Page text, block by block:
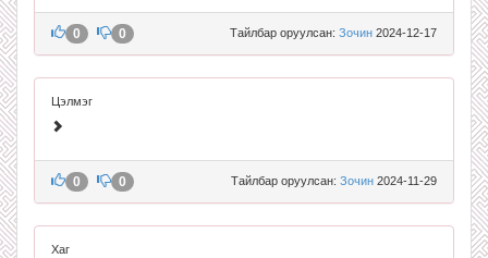
Тайлбар оруулсан: Зочин 2024-12-17
0 0
Цэлмэг
Тайлбар оруулсан: Зочин 2024-11-29
0 0
Хаг